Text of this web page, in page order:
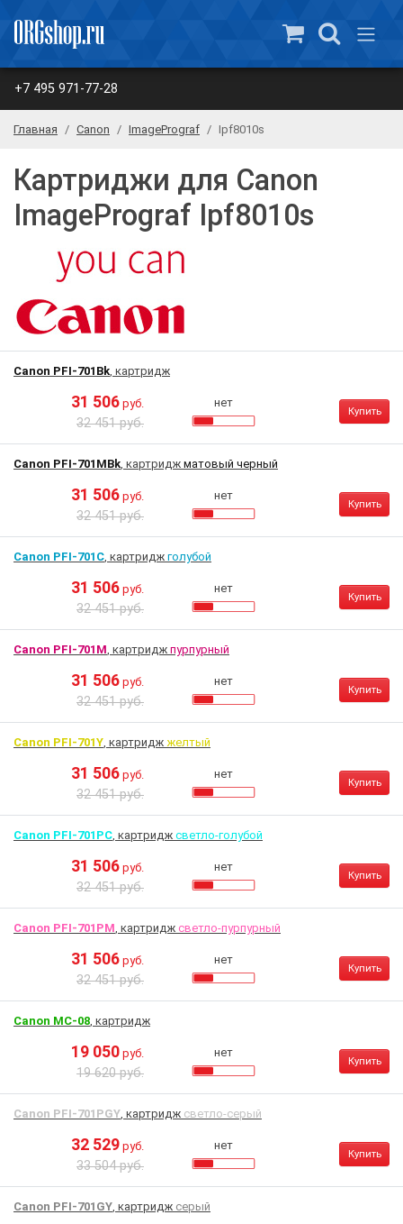
+7 495 971-77-28
Главная Canon ImagePrograf Ipf8010s
Картриджи для Canon
ImagePrograf Ipf8010s
Canon PFI-701Bk, картридж
31 506 руб.
32 451 руб.
нет
Купить
Canon PFI-701MBk, картридж матовый черный
31 506 руб.
32 451 руб.
нет
Купить
Canon PFI-701C, картридж голубой
31 506 руб.
32 451 руб.
нет
Купить
Canon PFI-701M, картридж пурпурный
31 506 руб.
32 451 руб.
нет
Купить
Canon PFI-701Y, картридж желтый
31 506 руб.
32 451 руб.
нет
Купить
Canon PFI-701PC, картридж светло-голубой
31 506 руб.
32 451 руб.
нет
Купить
Canon PFI-701PM, картридж светло-пурпурный
31 506 руб.
32 451 руб.
нет
Купить
Canon MC-08, картридж
19 050 руб.
19 620 руб.
нет
Купить
Canon PFI-701PGY, картридж светло-серый
32 529 руб.
33 504 руб.
нет
Купить
Canon PFI-701GY, картридж серый